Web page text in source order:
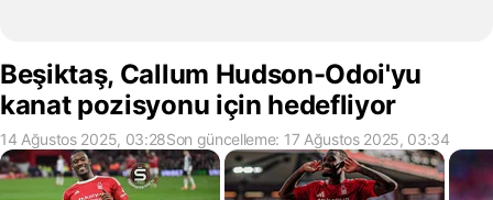
Beşiktaş, Callum Hudson-Odoi'yu
kanat pozisyonu için hedefliyor
14 Ağustos 2025, 03:28Son güncelleme: 17 Ağustos 2025, 03:34